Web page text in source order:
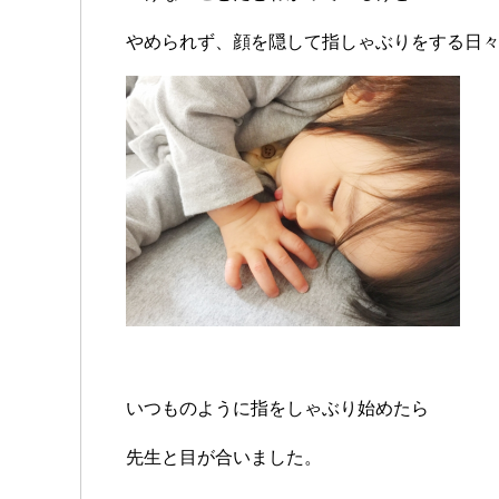
やめられず、顔を隠して指しゃぶりをする日
いつものように指をしゃぶり始めたら
先生と目が合いました。